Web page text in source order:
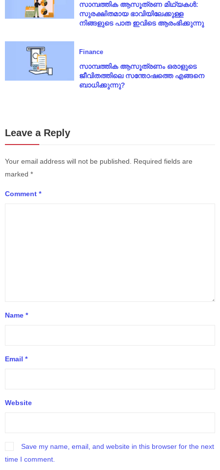
സാമ്പത്തിക ആസൂത്രണ മിഥ്യകൾ:
സുരക്ഷിതമായ ഭാവിയിലേക്കുള്ള
നിങ്ങളുടെ പാത ഇവിടെ ആരംഭിക്കുന്നു
Finance
സാമ്പത്തിക ആസൂത്രണം ഒരാളുടെ
ജീവിതത്തിലെ സന്തോഷത്തെ എങ്ങനെ
ബാധിക്കുന്നു?
Leave a Reply
Your email address will not be published. Required fields are
marked *
Comment *
Name *
Email *
Website
Save my name, email, and website in this browser for the next
time I comment.